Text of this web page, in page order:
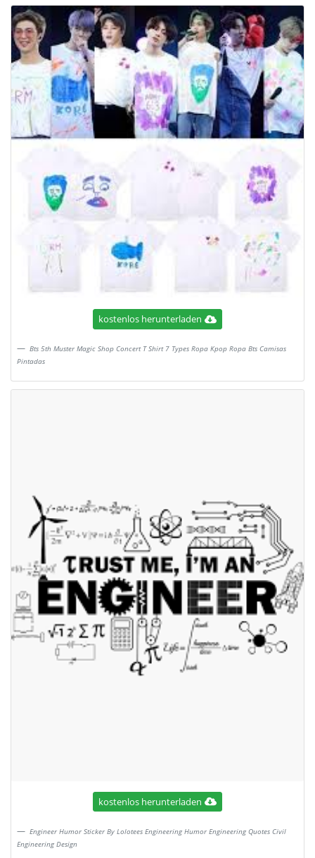
kostenlos herunterladen
Bts 5th Muster Magic Shop Concert T Shirt 7 Types Ropa Kpop Ropa Bts Camisas
Pintadas
kostenlos herunterladen
Engineer Humor Sticker By Lolotees Engineering Humor Engineering Quotes Civil
Engineering Design